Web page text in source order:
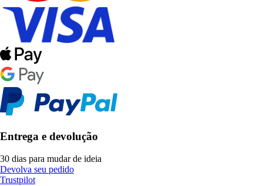
Entrega e devolução
30 dias para mudar de ideia
Devolva seu pedido
Trustpilot